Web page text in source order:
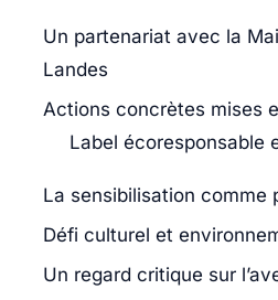
Un partenariat avec la
Landes
Actions concrètes mises
Label écoresponsable
La sensibilisation comme
Défi culturel et
Un regard critique sur